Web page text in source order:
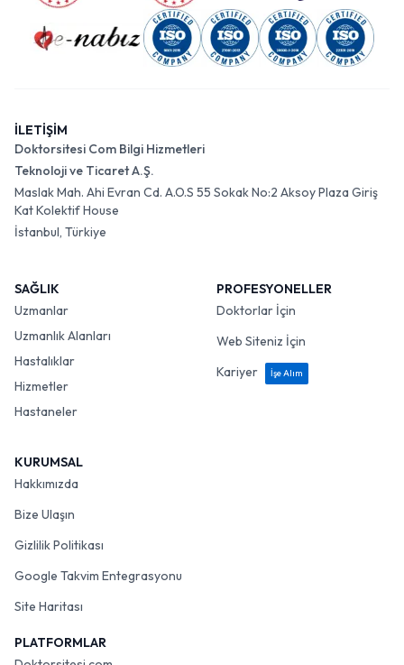
İLETİŞİM
Doktorsitesi Com Bilgi Hizmetleri
Teknoloji ve Ticaret A.Ş.
Maslak Mah. Ahi Evran Cd. A.O.S 55 Sokak No:2 Aksoy Plaza Giriş
Kat Kolektif House
İstanbul, Türkiye
SAĞLIK
Uzmanlar
Uzmanlık Alanları
Hastalıklar
Hizmetler
Hastaneler
PROFESYONELLER
Doktorlar İçin
Web Siteniz İçin
Kariyer
İşe Alım
KURUMSAL
Hakkımızda
Bize Ulaşın
Gizlilik Politikası
Google Takvim Entegrasyonu
Site Haritası
PLATFORMLAR